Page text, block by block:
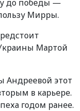
до победы —
Мирры.
Мартой
Андреевой этот
в карьере.
годом ранее.